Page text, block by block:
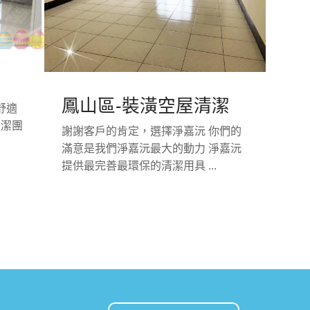
適
團
鳳山區-裝潢空屋清潔
謝謝客戶的肯定，選擇淨嘉沅 你們的
滿意是我們淨嘉沅最大的動力 淨嘉沅
提供最完善最環保的清潔用具 ...